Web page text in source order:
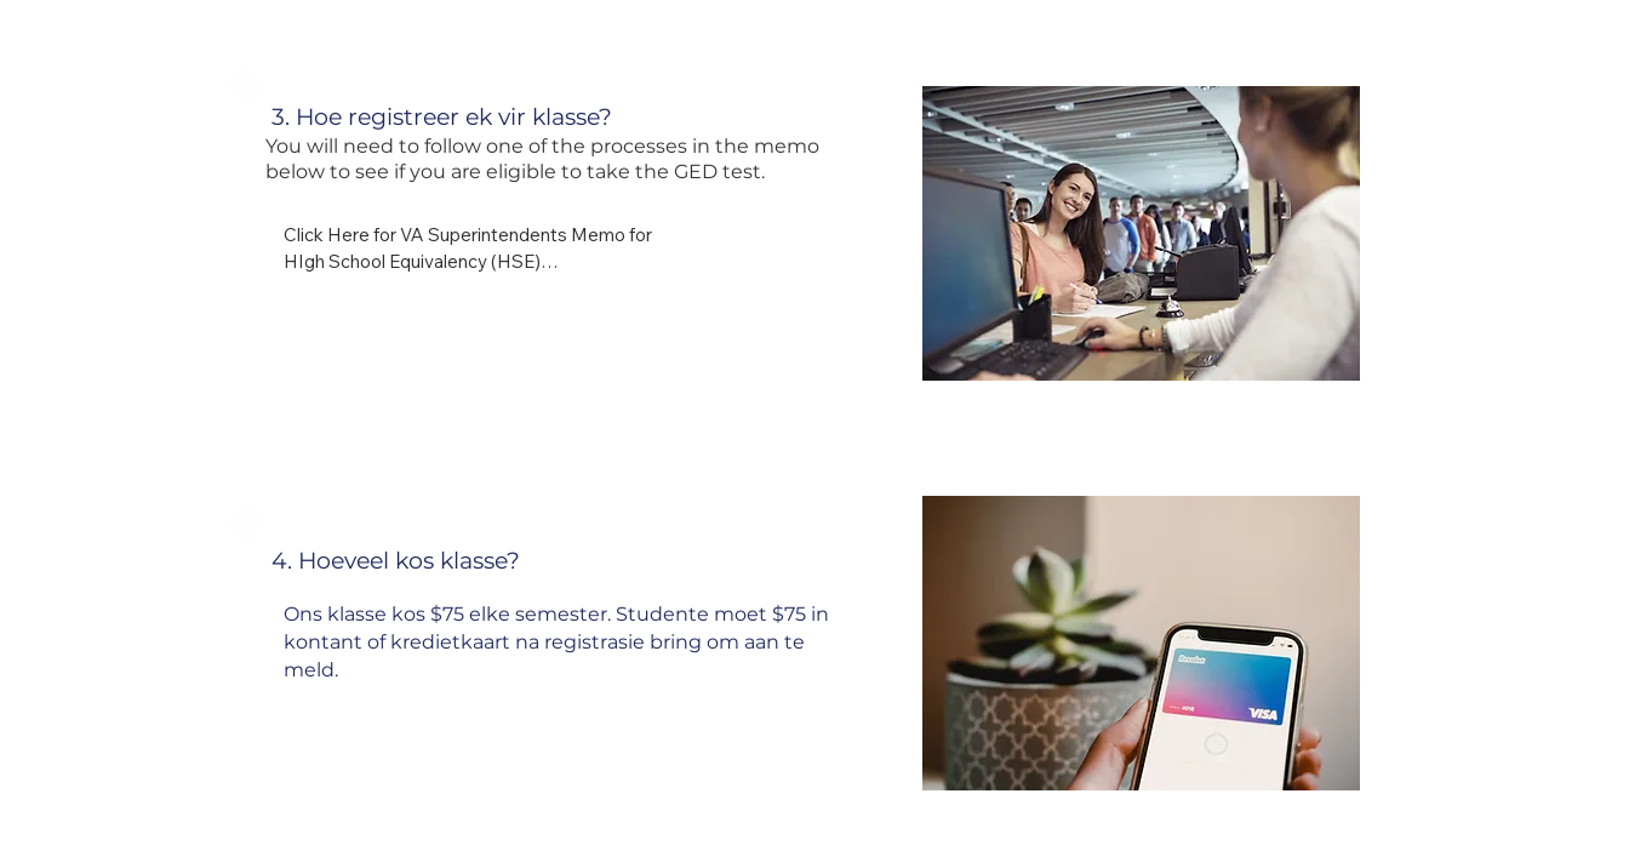
3. Hoe registreer ek vir klasse?
You will need to follow one of the processes in the memo
below to see if you are eligible to take the GED test.
Click Here for VA Superintendents Memo for
HIgh School Equivalency (HSE)
4. Hoeveel kos klasse?
Ons klasse kos $75 elke semester. Studente moet $75 in
kontant of kredietkaart na registrasie bring om aan te
meld.